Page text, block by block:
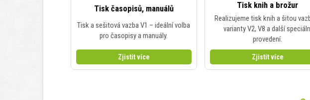
Tisk časopisů, manuálů
Tisk a sešitová vazba V1 – ideální volba
pro časopisy a manuály.
Zjistit více
Tisk knih a brožur
Realizujeme tisk knih a šitou
varianty V2, V8 a další
provedení.
Zjistit více